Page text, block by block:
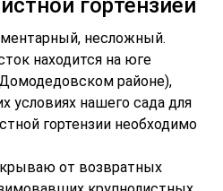
гортензией
несложный.
находится на юге
районе),
условиях нашего сада для
гортензии необходимо
от возвратных